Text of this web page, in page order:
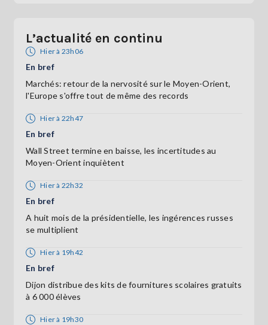
L’actualité en continu
Hier à 23h06
En bref
Marchés: retour de la nervosité sur le Moyen-Orient,
l'Europe s'offre tout de même des records
Hier à 22h47
En bref
Wall Street termine en baisse, les incertitudes au
Moyen-Orient inquiètent
Hier à 22h32
En bref
A huit mois de la présidentielle, les ingérences russes
se multiplient
Hier à 19h42
En bref
Dijon distribue des kits de fournitures scolaires gratuits
à 6 000 élèves
Hier à 19h30